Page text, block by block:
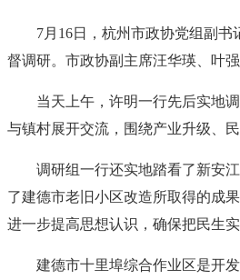
7月16日，杭州市政协党组副
督调研。市政协副主席汪华瑛、叶强
当天上午，许明一行先后实地
与镇村展开交流，围绕产业升级、
调研组一行还实地踏看了新安
了建德市老旧小区改造所取得的成
进一步提高思想认识，确保把民生
建德市十里埠综合作业区是开